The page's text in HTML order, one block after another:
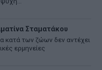
Σταματάκου
κατά των ζώων δεν αντέχει
ερμηνείες